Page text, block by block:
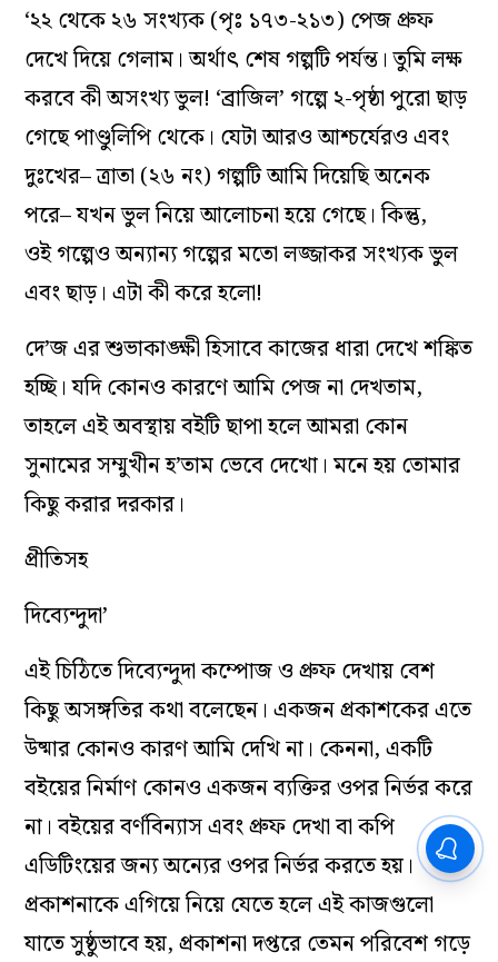
‘২২ থেকে ২৬ সংখ্যক (পৃঃ ১৭৩-২১৩) পেজ প্রুফ
দেখে দিয়ে গেলাম। অর্থাৎ শেষ গল্পটি পর্যন্ত। তুমি লক্ষ
করবে কী অসংখ্য ভুল! ‘ব্রাজিল’ গল্পে ২-পৃষ্ঠা পুরো ছাড়
গেছে পাণ্ডুলিপি থেকে। যেটা আরও আশ্চর্যেরও এবং
দুঃখের– ত্রাতা (২৬ নং) গল্পটি আমি দিয়েছি অনেক
পরে– যখন ভুল নিয়ে আলোচনা হয়ে গেছে। কিন্তু,
ওই গল্পেও অন্যান্য গল্পের মতো লজ্জাকর সংখ্যক ভুল
এবং ছাড়। এটা কী করে হলো!
দে’জ এর শুভাকাঙ্ক্ষী হিসাবে কাজের ধারা দেখে শঙ্কিত
হচ্ছি। যদি কোনও কারণে আমি পেজ না দেখতাম,
তাহলে এই অবস্থায় বইটি ছাপা হলে আমরা কোন
সুনামের সম্মুখীন হ’তাম ভেবে দেখো। মনে হয় তোমার
কিছু করার দরকার।
প্রীতিসহ
দিব্যেন্দুদা’
এই চিঠিতে দিব্যেন্দুদা কম্পোজ ও প্রুফ দেখায় বেশ
কিছু অসঙ্গতির কথা বলেছেন। একজন প্রকাশকের এতে
উষ্মার কোনও কারণ আমি দেখি না। কেননা, একটি
বইয়ের নির্মাণ কোনও একজন ব্যক্তির ওপর নির্ভর করে
না। বইয়ের বর্ণবিন্যাস এবং প্রুফ দেখা বা কপি
এডিটিংয়ের জন্য অন্যের ওপর নির্ভর করতে হয়।
প্রকাশনাকে এগিয়ে নিয়ে যেতে হলে এই কাজগুলো
যাতে সুষ্ঠুভাবে হয়, প্রকাশনা দপ্তরে তেমন পরিবেশ গড়ে